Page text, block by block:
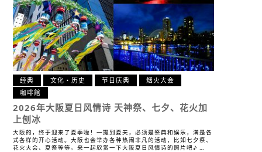
经典 文化・历史 节日庆典
烟火大会
咖啡館
2026年大阪夏日风情诗 天神祭、七夕、花火加
上刨冰
大阪的，终于迎来了夏季啦！一提到夏天，必须是祭典和娱乐，满是各
式各样的开心活动。大阪也会举办各种热闹非凡的活动，比如七夕祭、
花火大会、夏祭等等。来一起欣赏一下大阪夏日风情诗的照片吧♪ …